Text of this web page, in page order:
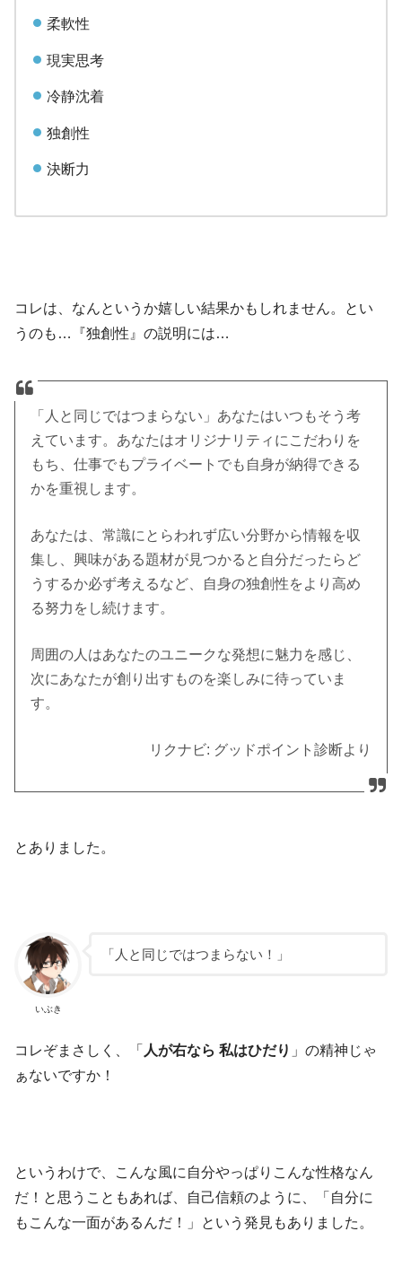
柔軟性
現実思考
冷静沈着
独創性
決断力
コレは、なんというか嬉しい結果かもしれません。とい
うのも…『独創性』の説明には…
「人と同じではつまらない」あなたはいつもそう考
えています。あなたはオリジナリティにこだわりを
もち、仕事でもプライベートでも自身が納得できる
かを重視します。
あなたは、常識にとらわれず広い分野から情報を収
集し、興味がある題材が見つかると自分だったらど
うするか必ず考えるなど、自身の独創性をより高め
る努力をし続けます。
周囲の人はあなたのユニークな発想に魅力を感じ、
次にあなたが創り出すものを楽しみに待っていま
す。
リクナビ: グッドポイント診断より
とありました。
いぶき
「人と同じではつまらない！」
コレぞまさしく、「 人が右なら 私はひだり 」の精神じゃ
ぁないですか！
というわけで、こんな風に自分やっぱりこんな性格なん
だ！と思うこともあれば、自己信頼のように、「自分に
もこんな一面があるんだ！」という発見もありました。